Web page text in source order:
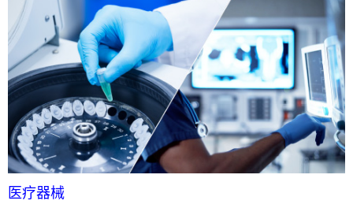
新闻中心
联系我们
定制品
医疗器械